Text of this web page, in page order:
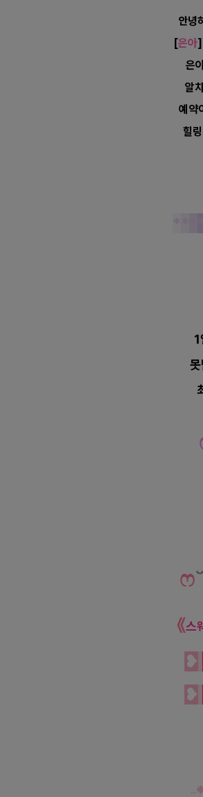
안녕
[은아]
은
알
예약
힐
ෆ˘
《스
❥
❥